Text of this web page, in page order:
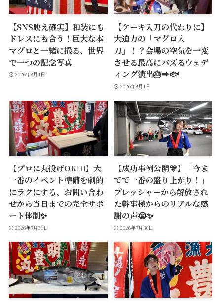
【SNS映え確実】和装にも
ドレスにも合う！巨大な本
マグロと一緒に撮る、世界
で一つの記念写真
2026年8月4日
【ケーキ入刀の代わりに】
大迫力の「マグロ入
刀」！？会場の空気を一変
させる最高にバズるウェデ
ィング演出🎂➡️🐟
2026年8月1日
【プロに丸投げOK🙆‍♂️】大
一番のイベント準備を劇的
にラクにする、お問い合わ
せから当日までの完全サポ
ート体制✨
2026年7月31日
【成功事例公開🎊】「今ま
でで一番の盛り上がり！」
プレッシャーから解放され
た幹事様からのリアルな感
謝の声😭✨
2026年7月30日